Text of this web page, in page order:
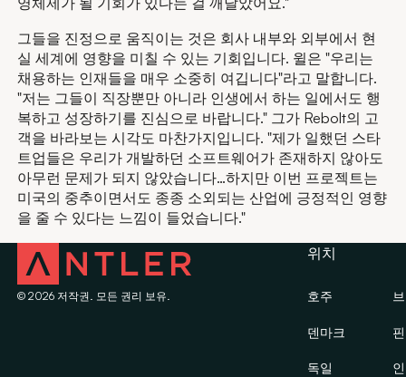
그들을 진정으로 움직이는 것은 회사 내부와 외부에서 현
실 세계에 영향을 미칠 수 있는 기회입니다. 윌은 "우리는
채용하는 인재들을 매우 소중히 여깁니다"라고 말합니다.
"저는 그들이 직장뿐만 아니라 인생에서 하는 일에서도 행
복하고 성장하기를 진심으로 바랍니다." 그가 Rebolt의 고
객을 바라보는 시각도 마찬가지입니다. "제가 일했던 스타
트업들은 우리가 개발하던 소프트웨어가 존재하지 않아도
아무런 문제가 되지 않았습니다…하지만 이번 프로젝트는
미국의 중추이면서도 종종 소외되는 산업에 긍정적인 영향
을 줄 수 있다는 느낌이 들었습니다."
© 2026저작권. 모든 권리 보유.
위치
호주
덴마크
독일